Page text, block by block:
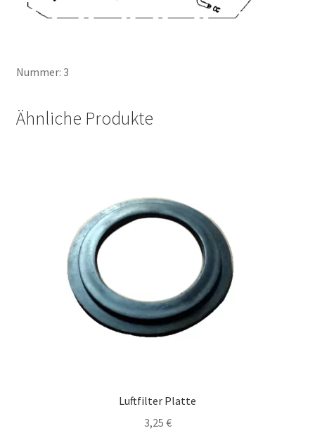
Nummer: 3
Ähnliche Produkte
Luftfilter Platte
3,25 €